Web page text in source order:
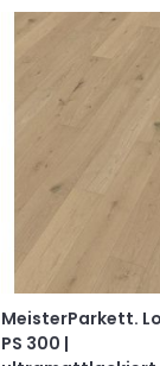
MeisterParkett.
PS 300 |